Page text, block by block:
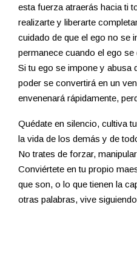
esta fuerza atraerás hacia ti
realizarte y liberarte
cuidado de que el ego no se
permanece cuando el ego
Si tu ego se impone y abusa
poder se convertirá en un
envenenará rápidamente,
Quédate en silencio, cultiva
la vida de los demás y de
No trates de forzar,
Conviértete en tu propio
que son, o lo que tienen la
otras palabras, vive